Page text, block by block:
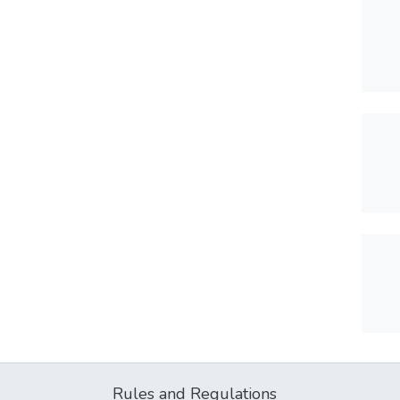
Rules and Regulations